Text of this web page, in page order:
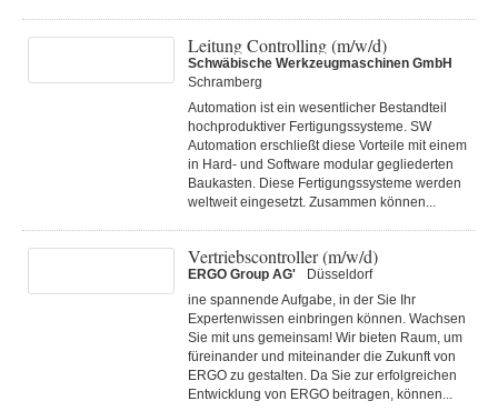
Leitung Controlling (m/w/d)
Schwäbische Werkzeugmaschinen GmbH
Schramberg
Automation ist ein wesentlicher Bestandteil
hochproduktiver Fertigungssysteme. SW
Automation erschließt diese Vorteile mit einem
in Hard- und Software modular gegliederten
Baukasten. Diese Fertigungs­systeme werden
weltweit eingesetzt. Zusammen können...
Vertriebscontroller (m/w/d)
ERGO Group AG'
Düsseldorf
ine spannende Aufgabe, in der Sie Ihr
Expertenwissen einbringen können. Wachsen
Sie mit uns gemeinsam! Wir bieten Raum, um
füreinander und miteinander die Zukunft von
ERGO zu gestalten. Da Sie zur erfolgreichen
Entwicklung von ERGO beitragen, können...